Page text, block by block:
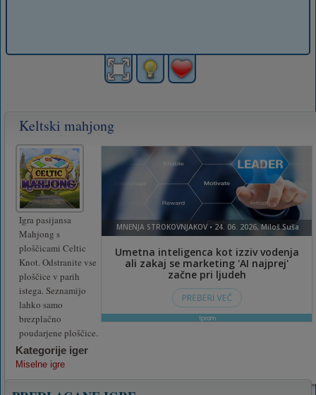
Keltski mahjong
Igra pasijansa
Mahjong s
ploščicami Celtic
Knot. Odstranite vse
ploščice v parih
istega. Seznamijo
lahko samo
brezplačno
poudarjene ploščice.
Kategorije iger
Miselne igre